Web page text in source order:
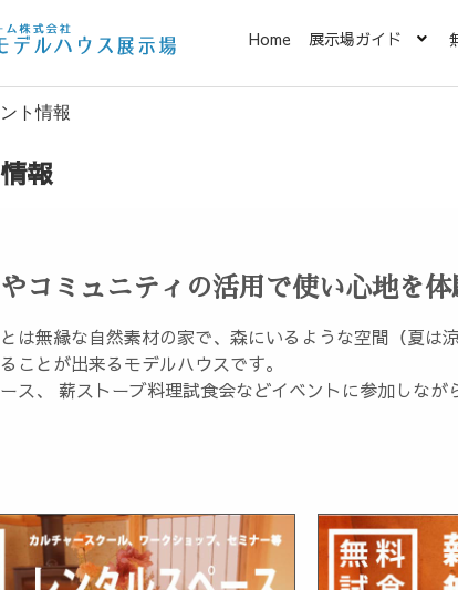
Home 展示場ガイド
ト情報
報
コミュニティの活用で使い心地を体
は無縁な自然素材の家で、森にいるような空間（夏
ことが出来るモデルハウスです。
ス、 薪ストーブ料理試食会などイベントに参加しな